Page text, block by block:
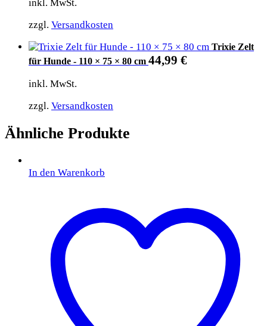
inkl. MwSt.
zzgl. Versandkosten
Trixie Zelt
für Hunde - 110 × 75 × 80 cm 44,99 €
inkl. MwSt.
zzgl. Versandkosten
Ähnliche Produkte
In den Warenkorb